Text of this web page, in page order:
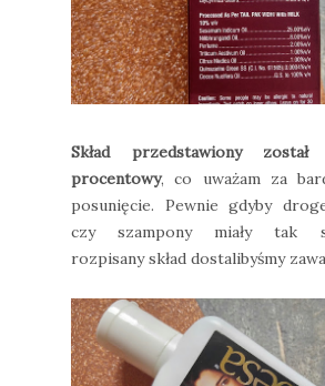
Skład przedstawiony
procentowy, co uważam za
posunięcie. Pewnie gdyby
czy szampony miały tak
rozpisany skład dostalibyśmy